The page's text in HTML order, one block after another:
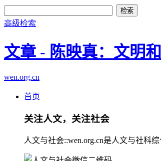
高级检索
文章 - 陈映真：文明
wen.org.cn
首页
关注人文，关注社会
人文与社会::wen.org.cn是人文与社科